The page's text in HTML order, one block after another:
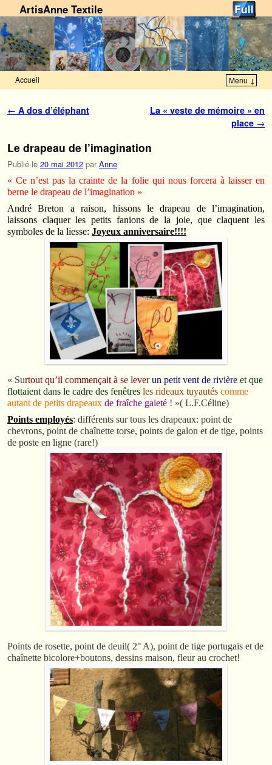
ArtisAnne Textile
Accueil Menu ↓
Navigation des articles
← A dos d’éléphant
La « veste de mémoire » en
place →
Le drapeau de l’imagination
Publié le 20 mai 2012 par Anne
« Ce n’est pas la crainte de la folie qui nous forcera à laisser en
berne le drapeau de l’imagination »
André Breton a raison, hissons le drapeau de l’imagination,
laissons claquer les petits fanions de la joie, que claquent les
symboles de la liesse: Joyeux anniversaire!!!!
« Surtout qu’il commençait à se lever un petit vent de rivière et que
flottaient dans le cadre des fenêtres les rideaux tuyautés comme
autant de petits drapeaux de fraîche gaieté ! »( L.F.Céline)
Points employés: différents sur tous les drapeaux: point de
chevrons, point de chaînette torse, points de galon et de tige, points
de poste en ligne (rare!)
Points de rosette, point de deuil( 2° A), point de tige portugais et de
chaînette bicolore+boutons, dessins maison, fleur au crochet!